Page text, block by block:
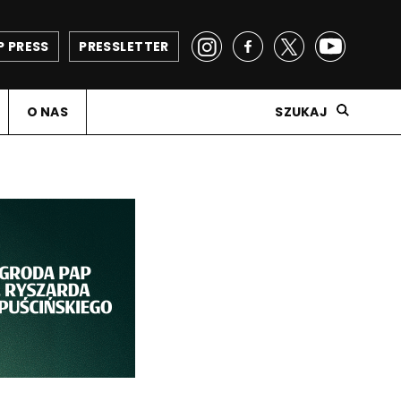
PRESSLETTER
PRESS
O NAS SZUKAJ